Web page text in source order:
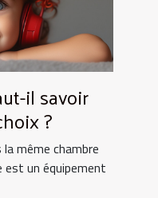
il savoir
?
même chambre
est un équipement